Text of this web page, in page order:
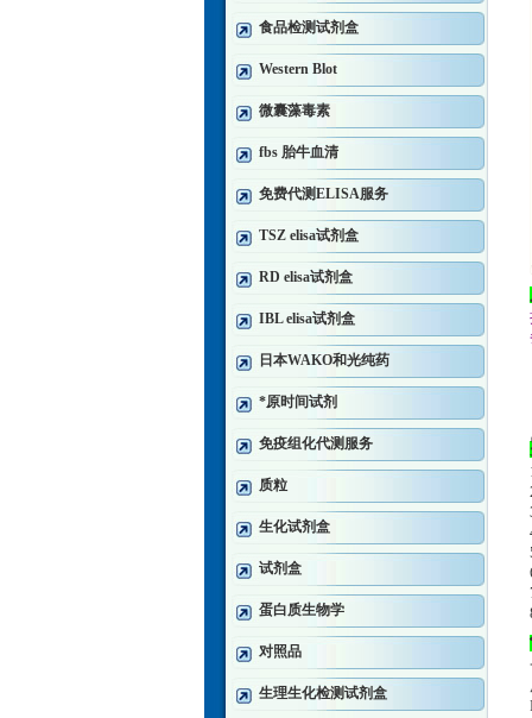
食品检测试剂盒
Western Blot
微囊藻毒素
fbs 胎牛血清
免费代测ELISA服务
TSZ elisa试剂盒
RD elisa试剂盒
IBL elisa试剂盒
日本WAKO和光纯药
*原时间试剂
免疫组化代测服务
质粒
生化试剂盒
试剂盒
蛋白质生物学
对照品
生理生化检测试剂盒